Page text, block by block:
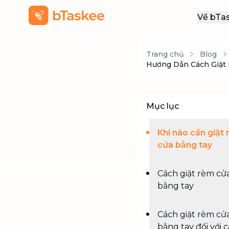
Về
Trang chủ Blog
Hướng Dẫn Cách Giặt
Mục lục
Khi nào cần giặt
cửa bằng tay
Cách giặt rèm
bằng tay
Cách giặt rèm
bằng tay đối với